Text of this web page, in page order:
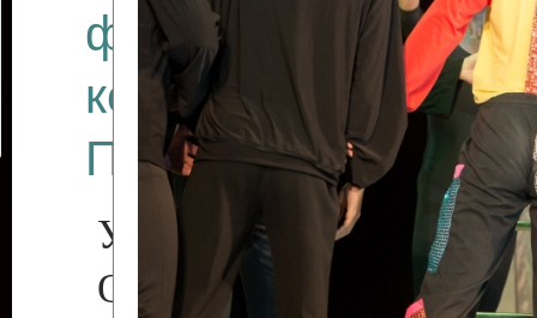
фестиваля
коллективов
Приднестровского
Участники фестиваля:
Образцовый